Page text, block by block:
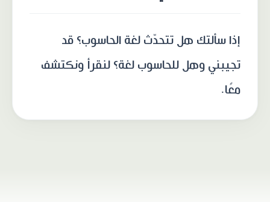
إذا سألتك هل تتحدّث لغة الحاسوب؟ قد
تجيبني وهل للحاسوب لغة؟ لنقرأ ونكتشف
معًا.